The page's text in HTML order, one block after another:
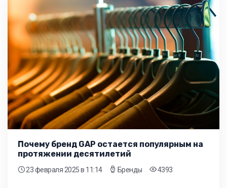
Почему бренд GAP остается популярным на
протяжении десятилетий
23 февраля 2025в 11:14 Бренды 4393